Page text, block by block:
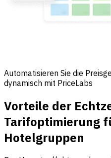
Automatisieren Sie die
dynamisch mit PriceLabs
Vorteile der
Tarifoptimierung
Hotelgruppen